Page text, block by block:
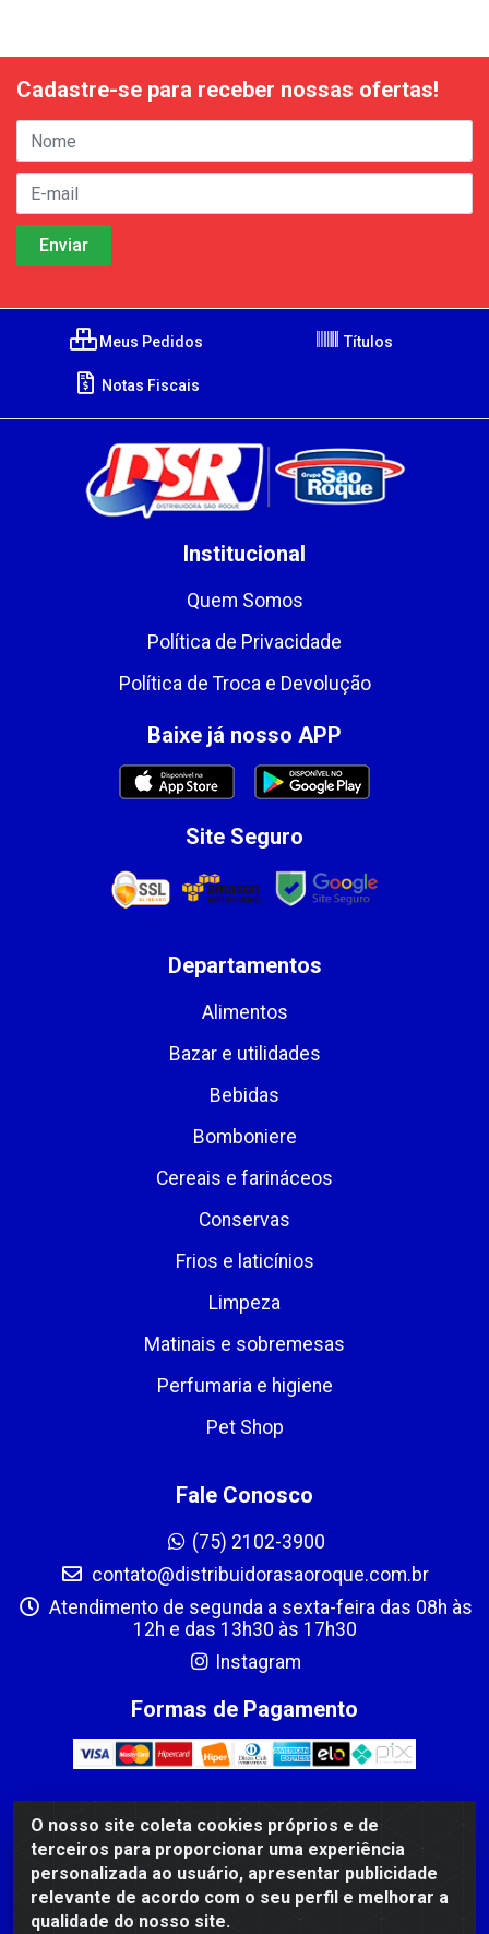
O nosso site coleta cookies próprios e de
terceiros para proporcionar uma experiência
personalizada ao usuário, apresentar publicidade
relevante de acordo com o seu perfil e melhorar a
qualidade do nosso site.
Cadastre-se para receber nossas ofertas!
Meus Pedidos Títulos
Notas Fiscais
Institucional
Quem Somos
Política de Privacidade
Política de Troca e Devolução
Baixe já nosso APP
Site Seguro
Departamentos
Alimentos
Bazar e utilidades
Bebidas
Bomboniere
Cereais e farináceos
Conservas
Frios e laticínios
Limpeza
Matinais e sobremesas
Perfumaria e higiene
Pet Shop
Fale Conosco
(75) 2102-3900
contato@distribuidorasaoroque.com.br
Atendimento de segunda a sexta-feira das 08h às
12h e das 13h30 às 17h30
Instagram
Formas de Pagamento
DIST DE PROD ALIM SÃO ROQUE LTDA - AVENIDA PROBAHIA,
501 - TOMBA - CIS, FEIRA DE SANTANA /BA - CEP: 44.092-
400 - CNPJ 03.705.630/0003-11